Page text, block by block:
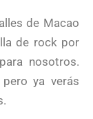
de Macao
de rock por
nosotros.
ya verás